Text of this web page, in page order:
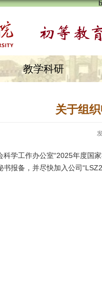
教学科研
关于组
工作办公室“2025年度国家
书报备，并尽快加入公司